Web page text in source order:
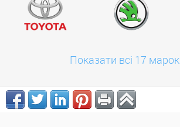
Показати всі 17 марок